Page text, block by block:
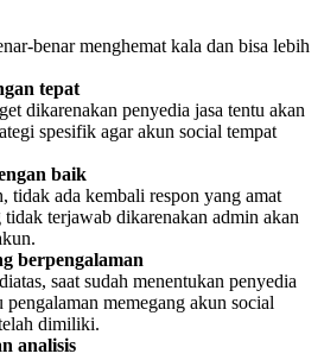
benar menghemat kala dan bisa lebih
tepat
dikarenakan penyedia jasa tentu akan
spesifik agar akun social tempat
baik
tidak ada kembali respon yang amat
tidak terjawab dikarenakan admin akan
berpengalaman
saat sudah menentukan penyedia
memegang akun social
dimiliki.
analisis